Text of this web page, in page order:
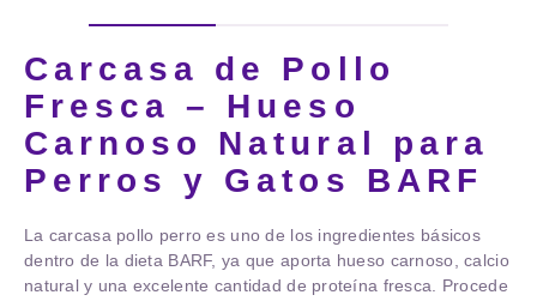
Carcasa de Pollo
Fresca – Hueso
Carnoso Natural para
Perros y Gatos BARF
La carcasa pollo perro es uno de los ingredientes básicos
dentro de la dieta BARF, ya que aporta hueso carnoso, calcio
natural y una excelente cantidad de proteína fresca. Procede